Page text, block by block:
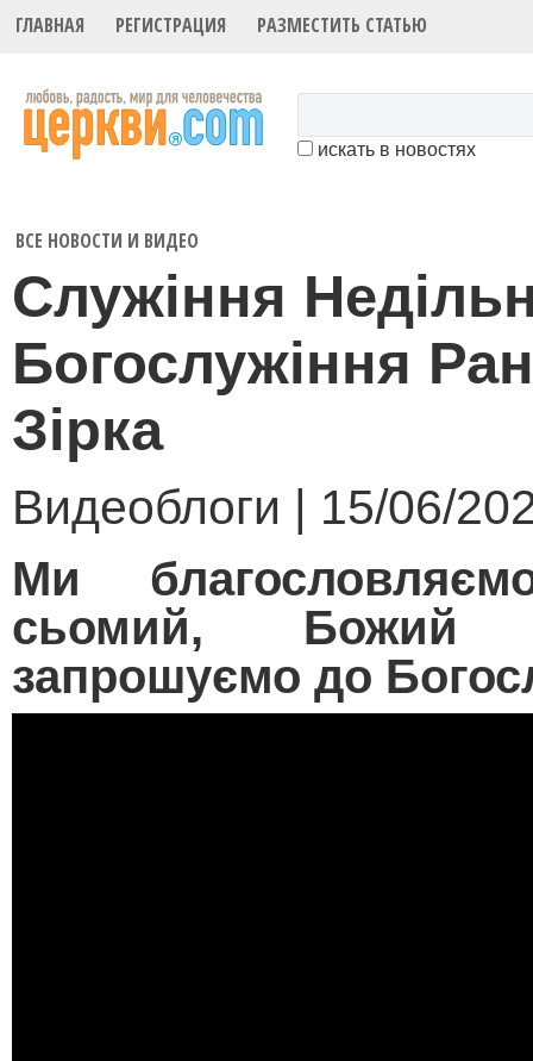
ГЛАВНАЯ РЕГИСТРАЦИЯ РАЗМЕСТИТЬ СТАТЬЮ
искать в новостях
ВСЕ НОВОСТИ И ВИДЕО
Служіння
Богослужіння
Зірка
Видеоблоги | 15/06/
Ми
сьомий,
запрошуємо до